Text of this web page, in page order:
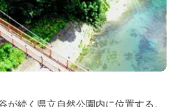
続く県立自然公園内に位置する。